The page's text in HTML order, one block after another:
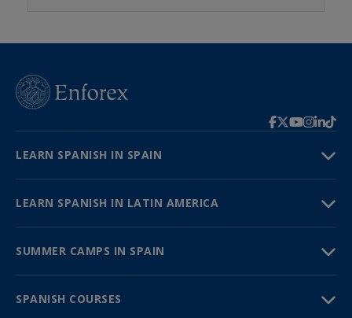
LEARN SPANISH IN SPAIN
LEARN SPANISH IN LATIN AMERICA
SUMMER CAMPS IN SPAIN
SPANISH COURSES